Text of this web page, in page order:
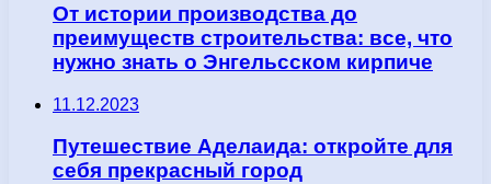
От истории производства до
преимуществ строительства: все, что
нужно знать о Энгельсском кирпиче
11.12.2023
Путешествие Аделаида: откройте для
себя прекрасный город